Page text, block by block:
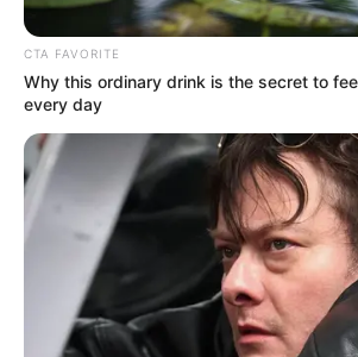
ΑΠΟΨΕΙΣ ΙΣΤΟΡΙΑ
Operation Gladio-
(Οργανωμένη
2.0 = Συγκεκαλυμμένη
υποστηριζόμενη εγχώρια
από το “βαθύ κράτος)
Operation Gladio- Ντοκιμαντέρ 1992
Παρακολούθηση = Gladio 2.0 =
υποστηριζόμενη εγχώρια τρομοκρατία
CTA FAVORITE
Why this ordinary drink is the secret to
every day